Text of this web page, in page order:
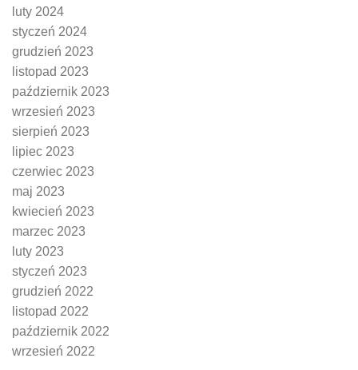
luty 2024
styczeń 2024
grudzień 2023
listopad 2023
październik 2023
wrzesień 2023
sierpień 2023
lipiec 2023
czerwiec 2023
maj 2023
kwiecień 2023
marzec 2023
luty 2023
styczeń 2023
grudzień 2022
listopad 2022
październik 2022
wrzesień 2022